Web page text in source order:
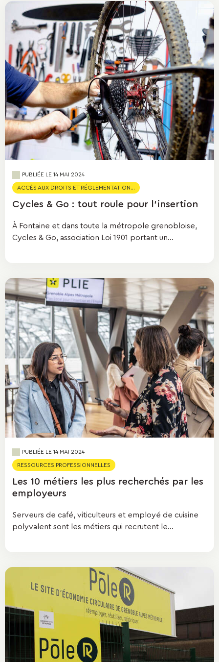
PUBLIÉE LE 14 MAI 2024
ACCÈS AUX DROITS ET RÉGLEMENTATION...
Cycles & Go : tout roule pour l'insertion
À Fontaine et dans toute la métropole grenobloise,
Cycles & Go, association Loi 1901 portant un...
PUBLIÉE LE 14 MAI 2024
RESSOURCES PROFESSIONNELLES
Les 10 métiers les plus recherchés par les
employeurs
Serveurs de café, viticulteurs et employé de cuisine
polyvalent sont les métiers qui recrutent le...